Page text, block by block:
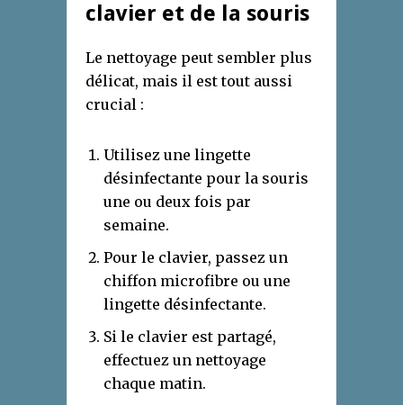
clavier et de la souris
Le nettoyage peut sembler plus
délicat, mais il est tout aussi
crucial :
Utilisez une lingette
désinfectante pour la souris
une ou deux fois par
semaine.
Pour le clavier, passez un
chiffon microfibre ou une
lingette désinfectante.
Si le clavier est partagé,
effectuez un nettoyage
chaque matin.